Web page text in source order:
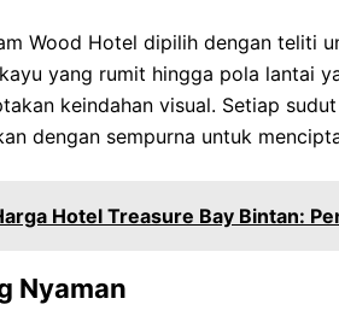
Wood Hotel dipilih dengan teliti
yang rumit hingga pola lantai
keindahan visual. Setiap
dengan sempurna untuk
Hotel Treasure Bay Bintan:
Nyaman